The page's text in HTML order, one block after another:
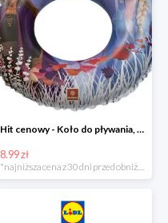
Hit cenowy - Koło do pływania, rękawki lub piłka
8.99 zł
*najniższa cena z 30 dni przed obniżką